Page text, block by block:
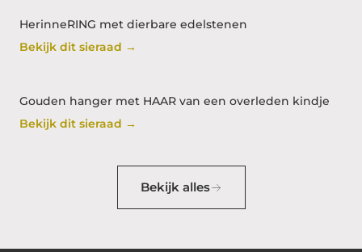
HerinneRING met dierbare edelstenen
Bekijk dit sieraad →
Gouden hanger met HAAR van een overleden kindje
Bekijk dit sieraad →
Bekijk alles